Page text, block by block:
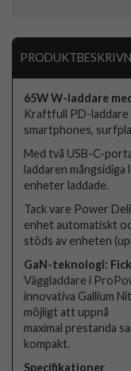
65W W-laddare
Kraftfull PD-laddare
smartphones,
Med två USB-C-
laddaren
enheter laddade.
Tack vare Power
enhet automatiskt
stöds av enheten
GaN-teknologi:
Väggladdare i
innovativa Gallium
möjligt att uppnå
maximal prestanda
kompakt.
Specifikationer